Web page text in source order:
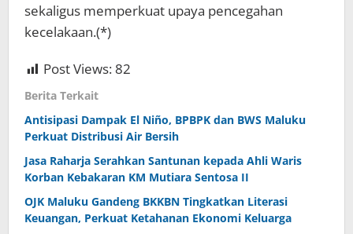
sekaligus memperkuat upaya pencegahan
kecelakaan.(*)
Post Views: 82
Berita Terkait
Antisipasi Dampak El Niño, BPBPK dan BWS Maluku
Perkuat Distribusi Air Bersih
Jasa Raharja Serahkan Santunan kepada Ahli Waris
Korban Kebakaran KM Mutiara Sentosa II
OJK Maluku Gandeng BKKBN Tingkatkan Literasi
Keuangan, Perkuat Ketahanan Ekonomi Keluarga